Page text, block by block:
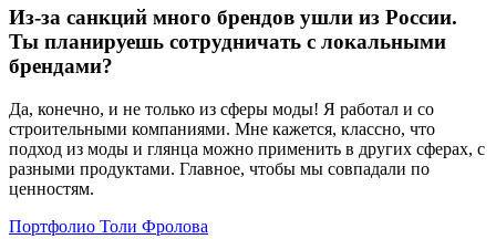
Из-за санкций много брендов ушли из России.
Ты планируешь сотрудничать с локальными
брендами?
Да, конечно, и не только из сферы моды! Я работал и со
строительными компаниями. Мне кажется, классно, что
подход из моды и глянца можно применить в других сферах, с
разными продуктами. Главное, чтобы мы совпадали по
ценностям.
Портфолио Толи Фролова